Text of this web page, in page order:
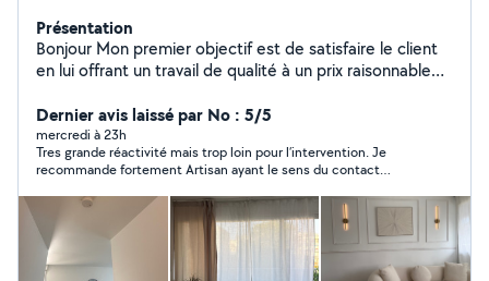
Présentation
Bonjour Mon premier objectif est de satisfaire le client
en lui offrant un travail de qualité à un prix raisonnable
client. Je suis à votre service à tout moment. N'hésitez
pas à nous contacter. Je travaille dans toute l'île de
France disponible 7j/7. cordialement À votre service.
24/24 7j/7 -enduits / peinture intérieure murs / plafonds
- bricolage ( installation étagères, luminaire,meubles,
pose cuisine/salle de bains, miroirs, électroménager /
découpe plan travail, pose Tv , moulures etc -
installation de meubles( montage compris) -électricité -
Dernier avis laissé par No : 5/5
mercredi à 23h
Tres grande réactivité mais trop loin pour l’intervention. Je
recommande fortement Artisan ayant le sens du contact